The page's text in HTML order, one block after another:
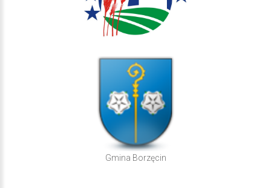
Gmina Borzęcin